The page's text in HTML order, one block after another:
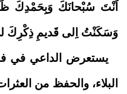
اَنْتَ سُبْحانَكَ وَبِحَمْدِكَ
وَسَكَنْتُ اِلى قَديمِ ذِكْرِكَ
يستعرض الداعي في
البلاء، والحفظ من